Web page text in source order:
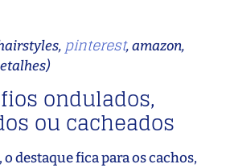
pinterest, amazon,
ondulados,
ou cacheados
destaque fica para os cachos,